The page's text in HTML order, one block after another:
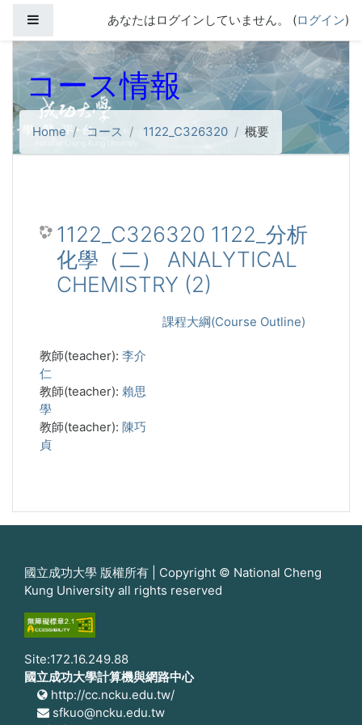
サイドパネルあなたはログインしていません。 (ログイン)
コース情報
Home コース 1122_C326320 概要
1122_C326320 1122_分析
化學（二） ANALYTICAL
CHEMISTRY (2)
課程大綱(Course Outline)
教師(teacher): 李介
仁
教師(teacher): 賴思
學
教師(teacher): 陳巧
貞
國立成功大學 版權所有 | Copyright © National Cheng
Kung University all rights reserved
Site:172.16.249.88
國立成功大學計算機與網路中心
http://cc.ncku.edu.tw/
sfkuo@ncku.edu.tw